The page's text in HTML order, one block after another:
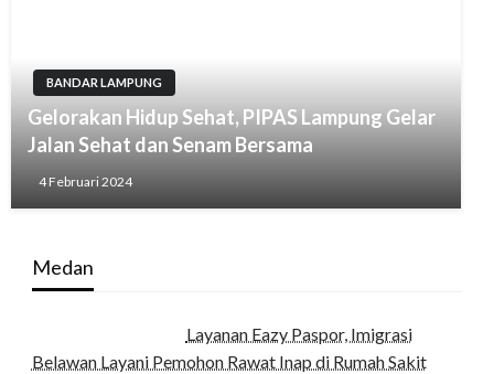
BANDAR LAMPUNG
Gelorakan Hidup Sehat, PIPAS Lampung Gelar
Jalan Sehat dan Senam Bersama
4 Februari 2024
Medan
Layanan Eazy Paspor, Imigrasi
Belawan Layani Pemohon Rawat Inap di Rumah Sakit